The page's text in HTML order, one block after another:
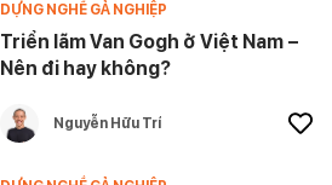
DỰNG NGHỀ GẢ NGHIỆP
Triển lãm Van Gogh ở Việt Nam –
Nên đi hay không?
Nguyễn Hữu Trí